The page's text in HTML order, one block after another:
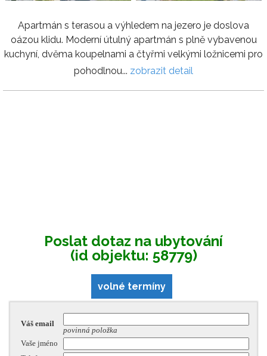
Apartmán s terasou a výhledem na jezero je doslova
oázou klidu. Moderní útulný apartmán s plně vybavenou
kuchyní, dvěma koupelnami a čtyřmi velkými ložnicemi pro
pohodlnou... zobrazit detail
Poslat dotaz na ubytování
(id objektu: 58779)
volné termíny